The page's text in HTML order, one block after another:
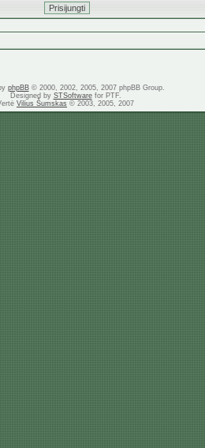
phpBB© 2000, 2002, 2005, 2007 phpBB Group.
Designed by STSoftwarefor PTF.
Vilius Šumskas © 2003, 2005, 2007